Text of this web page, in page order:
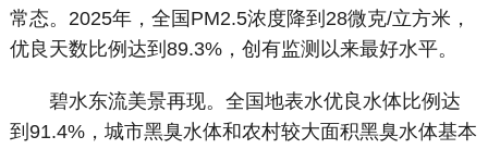
常态。2025年，全国PM2.5浓度降到28微克/立方米，
优良天数比例达到89.3%，创有监测以来最好水平。
碧水东流美景再现。全国地表水优良水体比例达
到91.4%，城市黑臭水体和农村较大面积黑臭水体基本